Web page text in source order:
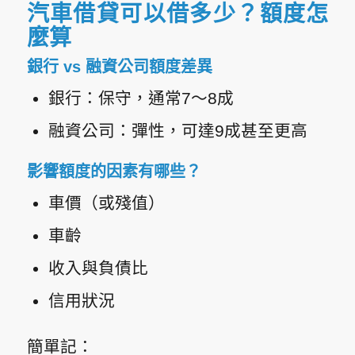
汽車借貸可以借多少？額度怎
麼算
銀行 vs 融資公司額度差異
銀行：保守，通常7～8成
融資公司：彈性，可達9成甚至更高
影響額度的因素有哪些？
車價（或殘值）
車齡
收入與負債比
信用狀況
簡單記：